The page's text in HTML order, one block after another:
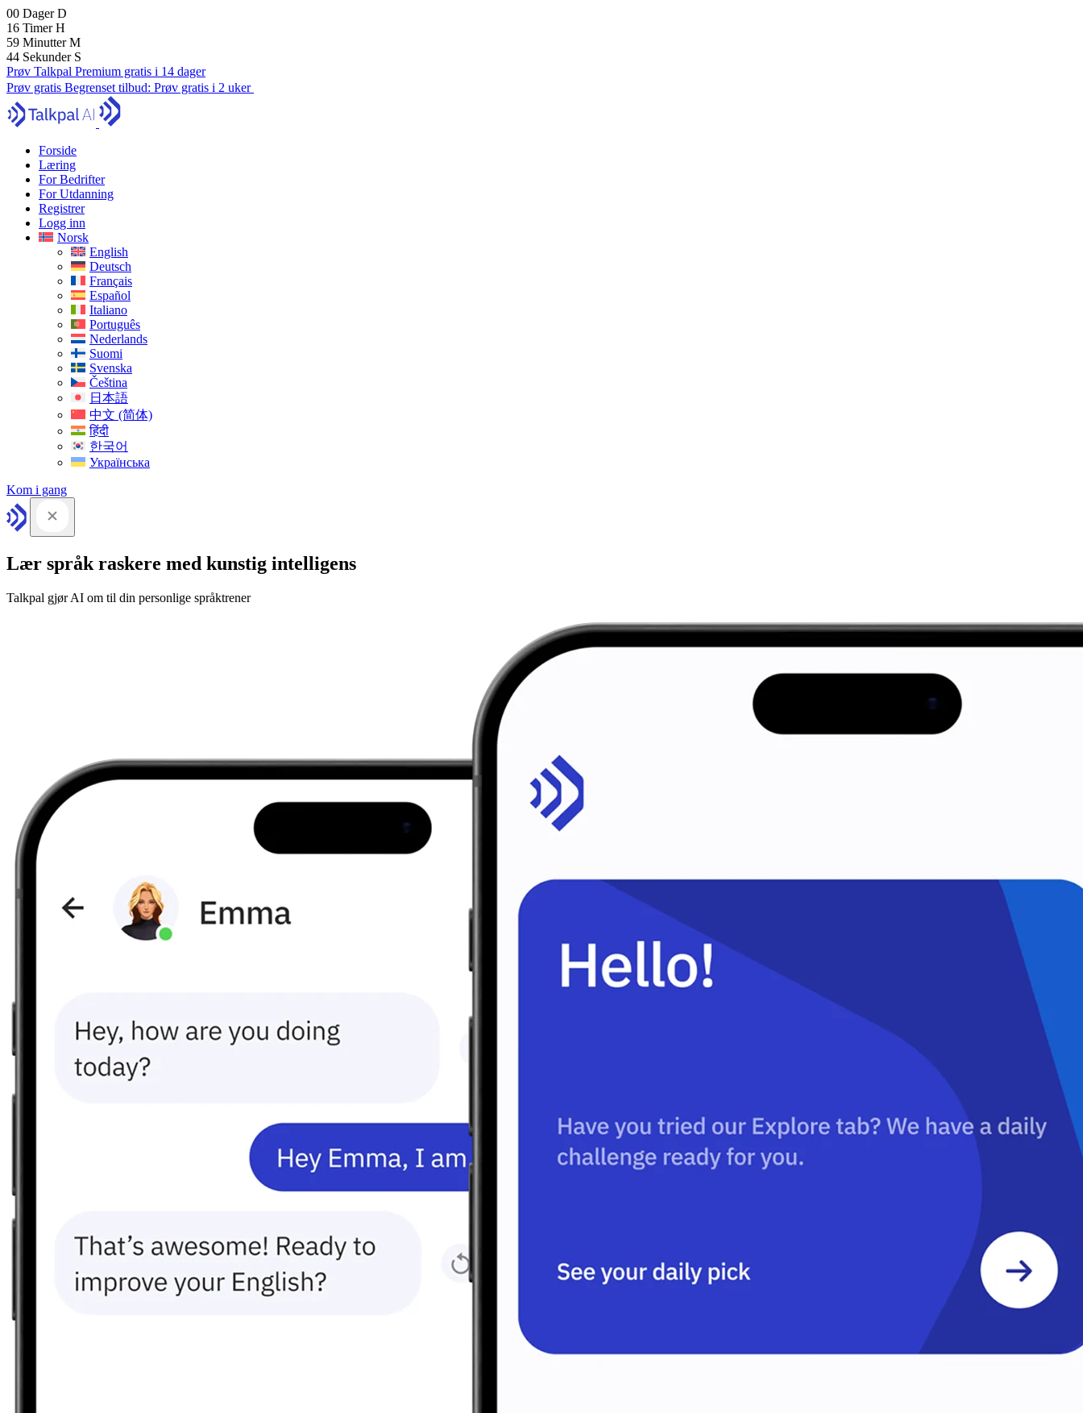
00 DagerD
16 TimerH
59 MinutterM
43 Sekunder S
Prøv Talkpal Premium gratis i 14 dager
Prøv gratis Begrenset tilbud: Prøv gratis i 2 uker
Forside
Læring
For Bedrifter
For Utdanning
Registrer
Logg inn
Norsk
English
Deutsch
Français
Español
Italiano
Português
Nederlands
Suomi
Svenska
Čeština
日本語
中文 (简体)
हिंदी
한국어
Українська
Kom i gang
Lær språk raskere med kunstig intelligens
Talkpal gjør AI om til din personlige språktrener